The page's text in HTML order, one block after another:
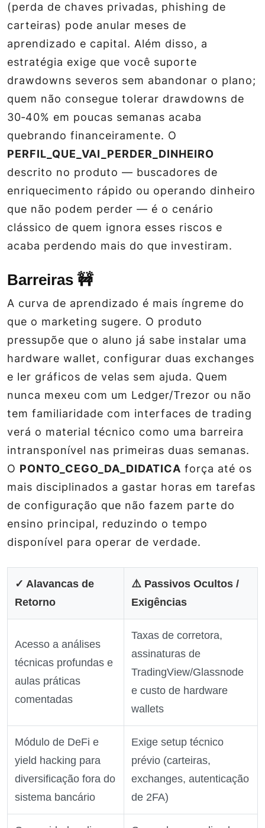
(perda de chaves privadas, phishing de
carteiras) pode anular meses de
aprendizado e capital. Além disso, a
estratégia exige que você suporte
drawdowns severos sem abandonar o plano;
quem não consegue tolerar drawdowns de
30‑40% em poucas semanas acaba
quebrando financeiramente. O
PERFIL_QUE_VAI_PERDER_DINHEIRO
descrito no produto — buscadores de
enriquecimento rápido ou operando dinheiro
que não podem perder — é o cenário
clássico de quem ignora esses riscos e
acaba perdendo mais do que investiram.
Barreiras 🚧
A curva de aprendizado é mais íngreme do
que o marketing sugere. O produto
pressupõe que o aluno já sabe instalar uma
hardware wallet, configurar duas exchanges
e ler gráficos de velas sem ajuda. Quem
nunca mexeu com um Ledger/Trezor ou não
tem familiaridade com interfaces de trading
verá o material técnico como uma barreira
intransponível nas primeiras duas semanas.
O PONTO_CEGO_DA_DIDATICA força até os
mais disciplinados a gastar horas em tarefas
de configuração que não fazem parte do
ensino principal, reduzindo o tempo
disponível para operar de verdade.
✓ Alavancas de
Retorno
⚠️ Passivos Ocultos /
Exigências
Acesso a análises
técnicas profundas e
aulas práticas
comentadas
Taxas de corretora,
assinaturas de
TradingView/Glassnode
e custo de hardware
wallets
Módulo de DeFi e
yield hacking para
diversificação fora do
sistema bancário
Exige setup técnico
prévio (carteiras,
exchanges, autenticação
de 2FA)